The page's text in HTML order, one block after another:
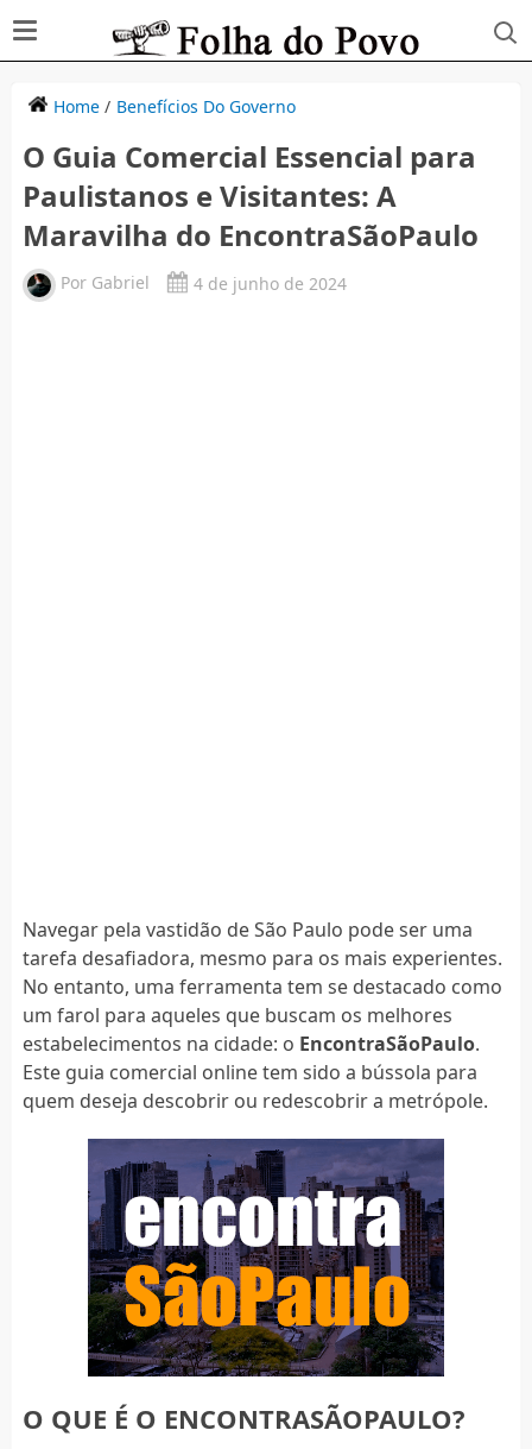
Home/ Benefícios Do Governo
O Guia Comercial Essencial para
Paulistanos e Visitantes: A
Maravilha do EncontraSãoPaulo
Por Gabriel 4 de junho de 2024
Navegar pela vastidão de São Paulo pode ser uma
tarefa desafiadora, mesmo para os mais experientes.
No entanto, uma ferramenta tem se destacado como
um farol para aqueles que buscam os melhores
estabelecimentos na cidade: o EncontraSãoPaulo.
Este guia comercial online tem sido a bússola para
quem deseja descobrir ou redescobrir a metrópole.
O QUE É O ENCONTRASÃOPAULO?